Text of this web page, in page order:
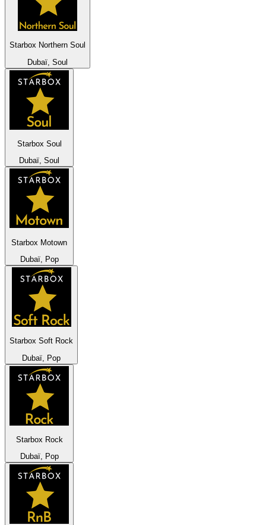
Starbox Northern Soul
Dubaï, Soul
Starbox Soul
Dubaï, Soul
Starbox Motown
Dubaï, Pop
Starbox Soft Rock
Dubaï, Pop
Starbox Rock
Dubaï, Pop